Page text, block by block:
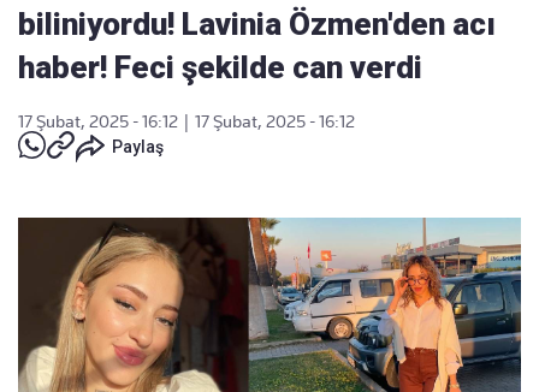
biliniyordu! Lavinia Özmen'den acı
haber! Feci şekilde can verdi
17 Şubat, 2025 - 16:12
17 Şubat, 2025 - 16:12
Paylaş